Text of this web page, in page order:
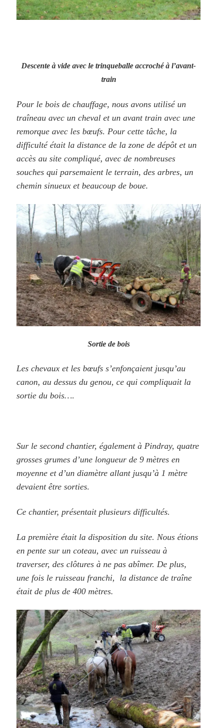
Descente à vide avec le trinqueballe accroché à l’avant-
train
Pour le bois de chauffage, nous avons utilisé un
traîneau avec un cheval et un avant train avec une
remorque avec les bœufs. Pour cette tâche, la
difficulté était la distance de la zone de dépôt et un
accès au site compliqué, avec de nombreuses
souches qui parsemaient le terrain, des arbres, un
chemin sinueux et beaucoup de boue.
Sortie de bois
Les chevaux et les bœufs s’enfonçaient jusqu’au
canon, au dessus du genou, ce qui compliquait la
sortie du bois….
Sur le second chantier, également à Pindray, quatre
grosses grumes d’une longueur de 9 mètres en
moyenne et d’un diamètre allant jusqu’à 1 mètre
devaient être sorties.
Ce chantier, présentait plusieurs difficultés.
La première était la disposition du site. Nous étions
en pente sur un coteau, avec un ruisseau à
traverser, des clôtures à ne pas abîmer. De plus,
une fois le ruisseau franchi, la distance de traîne
était de plus de 400 mètres.